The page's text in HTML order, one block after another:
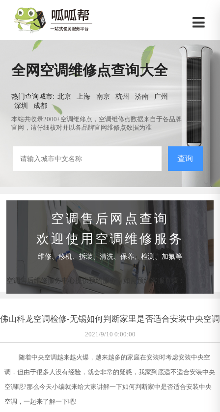
全网空调维修点查询大全
热门查询城市: 北京 上海 南京 杭州 济南
广州
深圳
成都
本站共收录2000+空调维修点，空调维修点数据来自于各品牌
官网，请仔细核对并以各品牌官网维修点数据为准
查询
空调售后网点查询
欢迎使用空调维修服务
维修、移机、拆装、清洗、保养、检测、加氟等
空调售后维修服务中心提供预约服务，如需预约客服直拨：
佛山科龙空调检修-无锡如何判断家里是否适合安装中央空调
2021/9/10 0:00:00
随着中央空调越来越火爆，越来越多的家庭在安装时考虑安装中央空
调，但由于很多人没有经验，就会非常的疑惑，我家到底适不适合安装中央
空调呢?那么今天小编就来给大家讲解一下如何判断家中是否适合安装中央
空调，一起来了解一下吧!